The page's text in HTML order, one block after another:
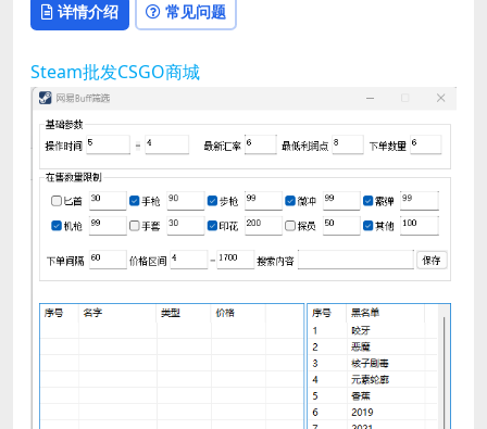
详情介绍 常见问题
Steam批发CSGO商城